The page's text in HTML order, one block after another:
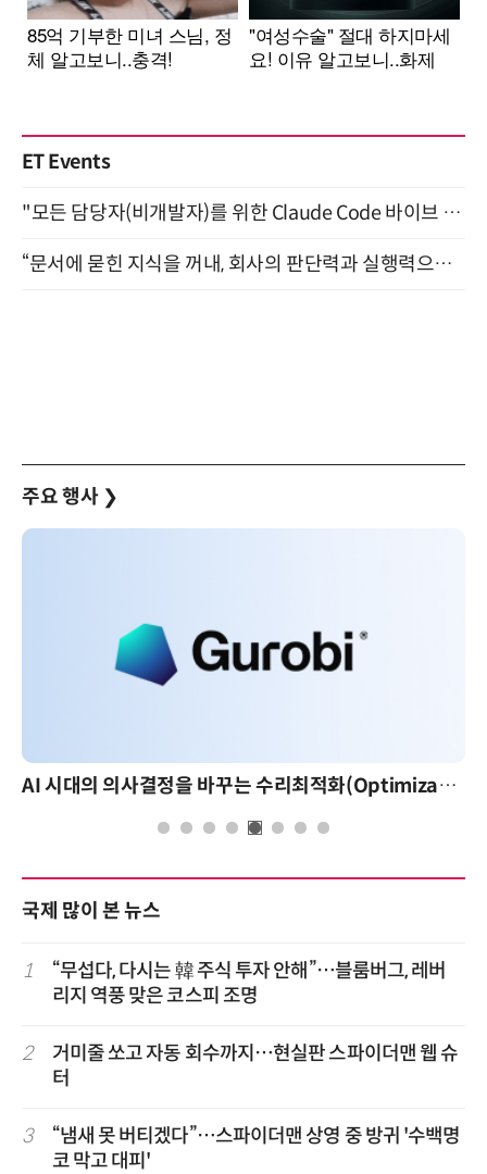
ET Events
"모든 담당자(비개발자)를 위한 Claude Code 바이브 코딩 2-day 부트캠프" 9월 16~17일 개최
“문서에 묻힌 지식을 꺼내, 회사의 판단력과 실행력으로 바꾸다” (8/20)
주요 행사 ❯
AI 시대의 의사결정을 바꾸는 수리최적화(Optimization): 실제 산업 적용 사례와 활용 전략
국제 많이 본 뉴스
1
“무섭다, 다시는 韓 주식 투자 안해”…블룸버그, 레버
리지 역풍 맞은 코스피 조명
2
거미줄 쏘고 자동 회수까지…현실판 스파이더맨 웹 슈
터
3
“냄새 못 버티겠다”…스파이더맨 상영 중 방귀 '수백명
코 막고 대피'